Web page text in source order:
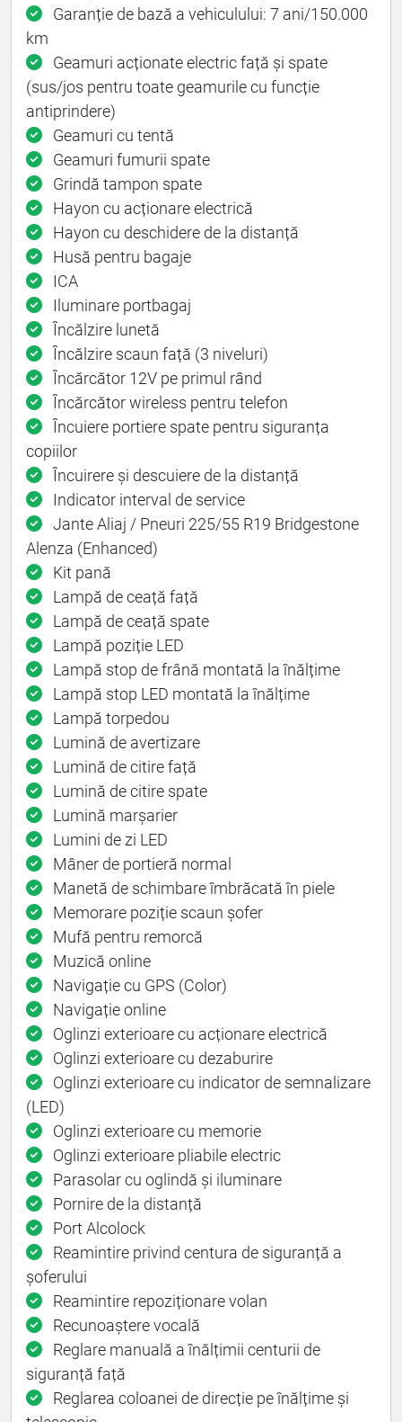
Garanție de bază a vehiculului: 7 ani/150.000
km
Geamuri acționate electric față și spate
(sus/jos pentru toate geamurile cu funcție
antiprindere)
Geamuri cu tentă
Geamuri fumurii spate
Grindă tampon spate
Hayon cu acționare electrică
Hayon cu deschidere de la distanță
Husă pentru bagaje
ICA
Iluminare portbagaj
Încălzire lunetă
Încălzire scaun față (3 niveluri)
Încărcător 12V pe primul rând
Încărcător wireless pentru telefon
Încuiere portiere spate pentru siguranța
copiilor
Încuirere și descuiere de la distanță
Indicator interval de service
Jante Aliaj / Pneuri 225/55 R19 Bridgestone
Alenza (Enhanced)
Kit pană
Lampă de ceață față
Lampă de ceață spate
Lampă poziție LED
Lampă stop de frână montată la înălțime
Lampă stop LED montată la înălțime
Lampă torpedou
Lumină de avertizare
Lumină de citire față
Lumină de citire spate
Lumină marșarier
Lumini de zi LED
Mâner de portieră normal
Manetă de schimbare îmbrăcată în piele
Memorare poziție scaun șofer
Mufă pentru remorcă
Muzică online
Navigație cu GPS (Color)
Navigație online
Oglinzi exterioare cu acționare electrică
Oglinzi exterioare cu dezaburire
Oglinzi exterioare cu indicator de semnalizare
(LED)
Oglinzi exterioare cu memorie
Oglinzi exterioare pliabile electric
Parasolar cu oglindă și iluminare
Pornire de la distanță
Port Alcolock
Reamintire privind centura de siguranță a
șoferului
Reamintire repoziționare volan
Recunoaștere vocală
Reglare manuală a înălțimii centurii de
siguranță față
Reglarea coloanei de direcție pe înălțime și